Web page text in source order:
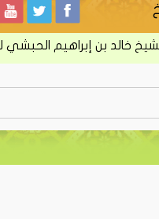
بن إبراهيم الحبشي